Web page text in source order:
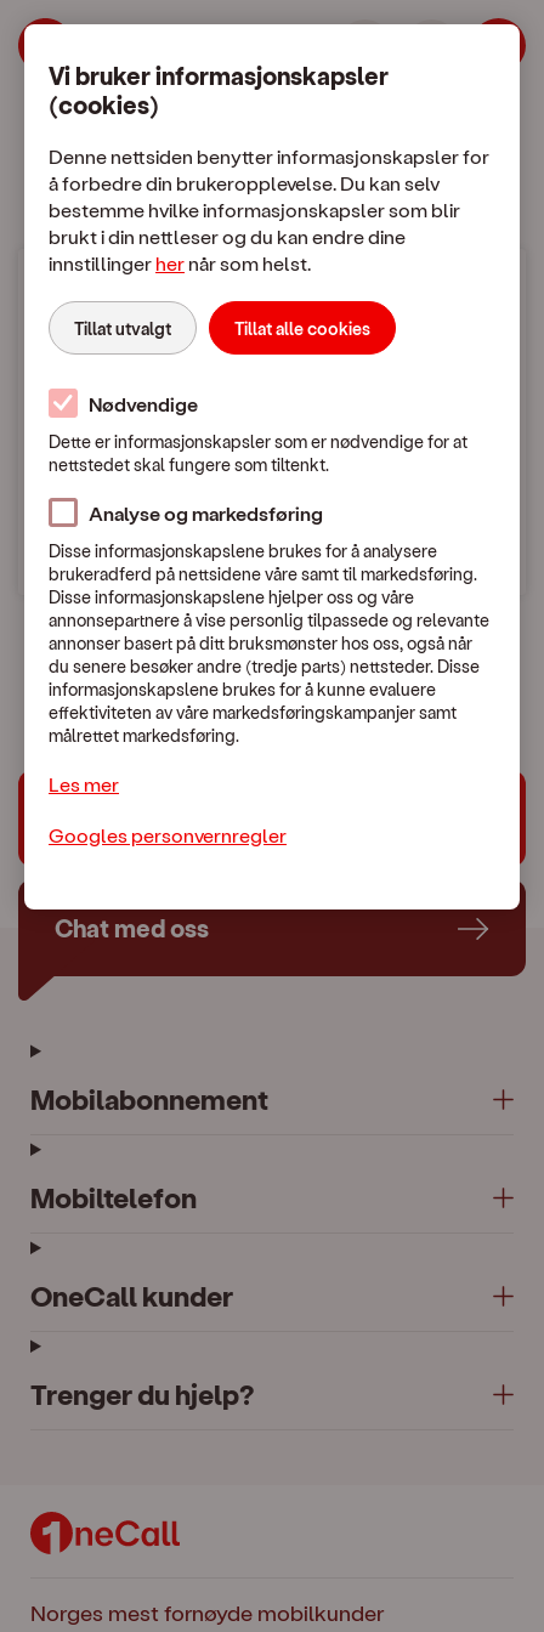
Hopp til meny
Hopp til hovedinnhold| OneCall
Mobilabonnement
Mobilpriser
Fra Norge til utlandet
Mobilpriser når du ringer eller sender SMS / MMS
En uventet feil skjedde.
Vennligst kontakt Kundeservice:479 44 444
Chat med oss
Mobilabonnement
Mobiltelefon
OneCall kunder
Trenger du hjelp?
Norges mest fornøyde mobilkunder
Vi bruker informasjonskapsler
(cookies)
Denne nettsiden benytter informasjonskapsler for
å forbedre din brukeropplevelse. Du kan selv
bestemme hvilke informasjonskapsler som blir
brukt i din nettleser og du kan endre dine
innstillinger her når som helst.
Tillat utvalgt Tillat alle cookies
Nødvendige
Dette er informasjonskapsler som er nødvendige for at
nettstedet skal fungere som tiltenkt.
Analyse og markedsføring
Disse informasjonskapslene brukes for å analysere
brukeradferd på nettsidene våre samt til markedsføring.
Disse informasjonskapslene hjelper oss og våre
annonsepartnere å vise personlig tilpassede og relevante
annonser basert på ditt bruksmønster hos oss, også når
du senere besøker andre (tredje parts) nettsteder. Disse
informasjonskapslene brukes for å kunne evaluere
effektiviteten av våre markedsføringskampanjer samt
målrettet markedsføring.
Les mer
Googles personvernregler